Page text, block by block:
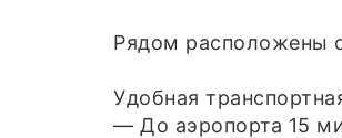
Рядом расположены
Удобная
— До аэропорта 15